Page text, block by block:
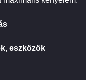
eszközök